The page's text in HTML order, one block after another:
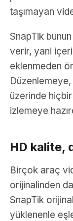
taşımayan
SnapTik
verir, yani
eklenmeden
üzerinde hiçbir
izlemeye
HD kalite,
Birçok araç
orijinalinden
SnapTik
yüklenenle